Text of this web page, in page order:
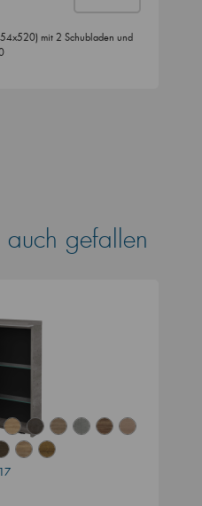
mit 2 Schubladen und
auch gefallen